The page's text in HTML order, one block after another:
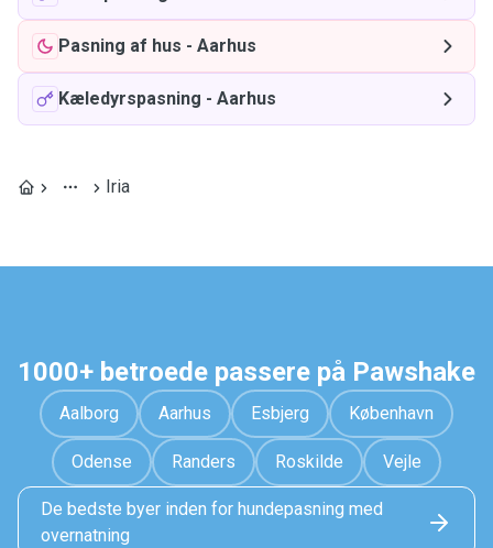
Pasning af hus - Aarhus
Kæledyrspasning - Aarhus
Iria
1000+ betroede passere på Pawshake
Aalborg Aarhus Esbjerg København
Odense Randers Roskilde Vejle
De bedste byer inden for hundepasning med
overnatning